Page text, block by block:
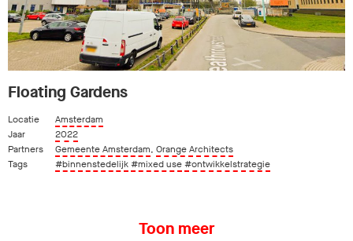
Floating Gardens
Locatie
Amsterdam
Jaar
2022
Partners
Gemeente Amsterdam, Orange Architects
Tags
#binnenstedelijk#mixed use#ontwikkelstrategie
Toon meer